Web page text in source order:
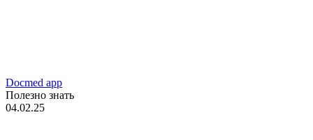
Docmed app
Полезно знать
04.02.25